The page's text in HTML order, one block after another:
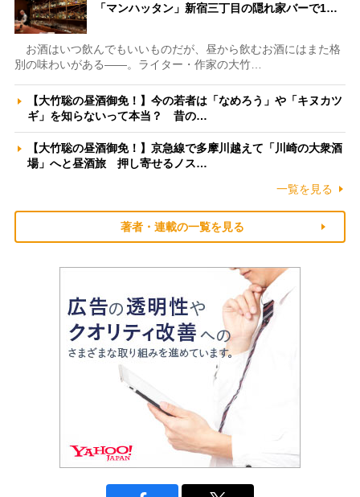
「マンハッタン」新宿三丁目の隠れ家バーで1…
お酒はいつ飲んでもいいものだが、昼から飲むお酒にはまた格
別の味わいがある――。ライター・作家の大竹…
【大竹聡の昼酒御免！】今の若者は「なめろう」や「キヌカツ
ギ」を知らないって本当？ 昔の…
【大竹聡の昼酒御免！】京急線で多摩川越えて「川崎の大衆酒
場」へと昼酒旅 押し寄せるノス…
一覧を見る
著者・連載の一覧を見る